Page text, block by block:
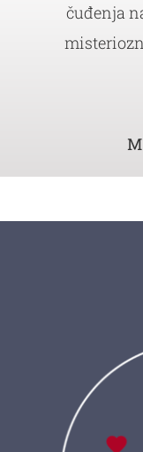
čuđenja